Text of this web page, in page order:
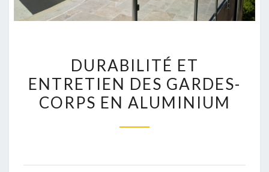
ET
ENTRETIEN
DES
ALUMINIUM
DURABILITÉ ET
ENTRETIEN DES GARDES-
CORPS EN ALUMINIUM